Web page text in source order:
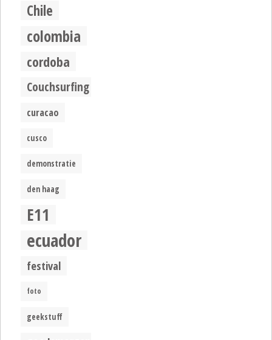
Chile
colombia
cordoba
Couchsurfing
curacao
cusco
demonstratie
den haag
E11
ecuador
festival
foto
geekstuff